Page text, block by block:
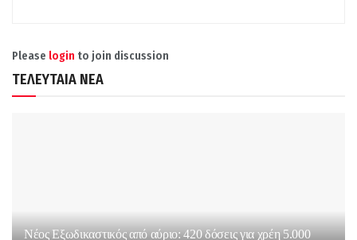
Please login to join discussion
ΤΕΛΕΥΤΑΙΑ ΝΕΑ
Νέος Εξωδικαστικός από αύριο: 420 δόσεις για χρέη 5.000